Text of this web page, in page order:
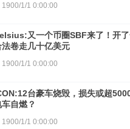
1900/1/1 0:00:00
又一个币圈SBF来了！开了
法卷走几十亿美元
1900/1/1 0:00:00
台豪车烧毁，损失或超
车自燃？
1900/1/1 0:00:00